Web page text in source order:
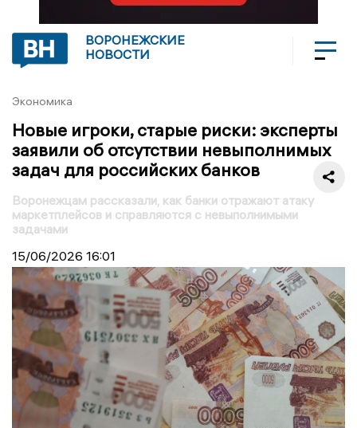
ВОРОНЕЖСКИЕ
НОВОСТИ
Экономика
Новые игроки, старые риски: эксперты
заявили об отсутствии невыполнимых
задач для российских банков
Воронежцам рассказали, как банки отражают атаку
маркетплейсов и справляются с невыполнимыми
задачами
15/06/2026 16:01